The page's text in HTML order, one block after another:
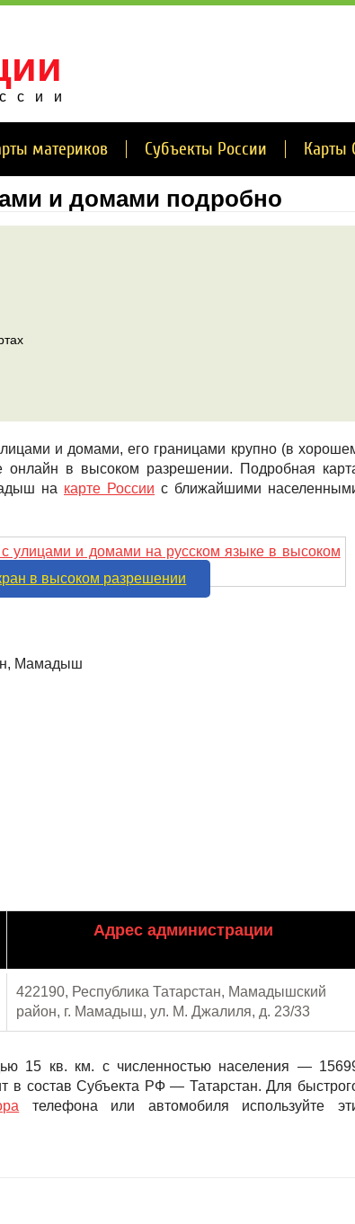
материков Субъекты России Карты
и домами подробно
и домами, его границами крупно (в
онлайн в высоком разрешении. Подробная
на карте России с ближайшими
в высоком разрешении
Мамадыш
Адрес администрации
422190, Республика Татарстан, Мамадышский
район, г. Мамадыш, ул. М. Джалиля, д. 23/33
15 кв. км. с численностью населения —
в состав Субъекта РФ — Татарстан. Для
телефона или автомобиля используйте